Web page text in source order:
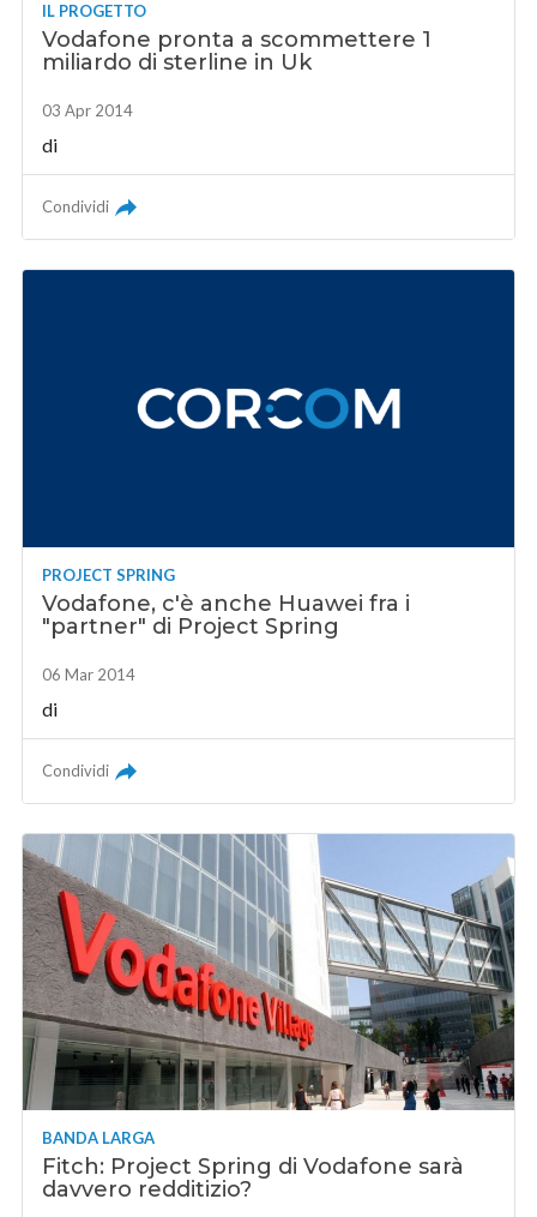
IL PROGETTO
Vodafone pronta a scommettere 1
miliardo di sterline in Uk
03 Apr 2014
di
Condividi
PROJECT SPRING
Vodafone, c'è anche Huawei fra i
"partner" di Project Spring
06 Mar 2014
di
Condividi
BANDA LARGA
Fitch: Project Spring di Vodafone sarà
davvero redditizio?